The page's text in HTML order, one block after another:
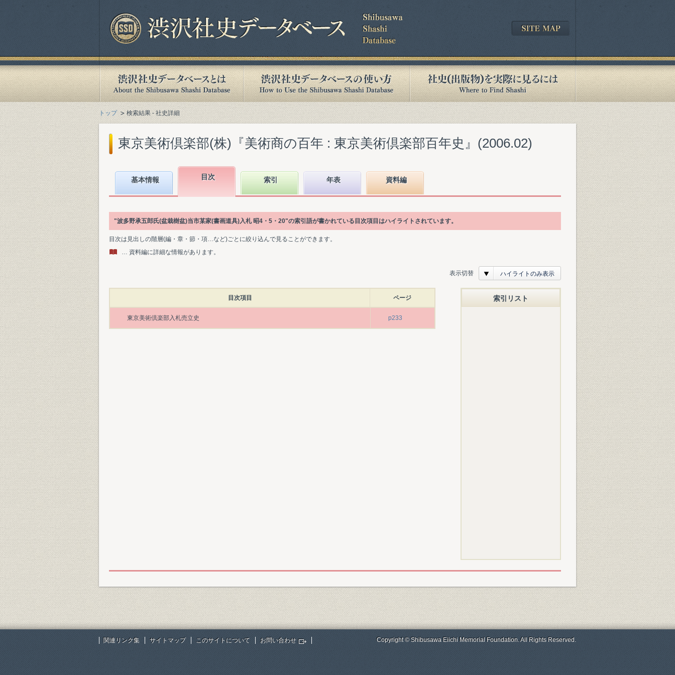
トップ 検索結果 - 社史詳細
東京美術倶楽部(株)『美術商の百年 : 東京美術倶楽部百年史』(2006.02)
基本情報 目次 索引 年表 資料編
"波多野承五郎氏(盆栽樹盆)当市某家(書画道具)入札 昭4・5・20"の索引語が書かれている目次項目はハイライトされています。
目次は見出しの階層(編・章・節・項…など)ごとに絞り込んで見ることができます。
… 資料編に詳細な情報があります。
表示切替 ハイライトのみ表示
目次項目 ページ
東京美術倶楽部入札売立史 p233
索引リスト
関連リンク集 サイトマップ このサイトについて お問い合わせ Copyright © Shibusawa Eiichi Memorial Foundation. All Rights Reserved.